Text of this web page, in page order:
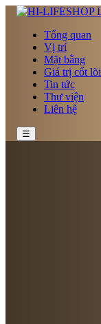
Tổng quan
Vị trí
Mặt bằng
Giá trị cốt lõi
Tin tức
Thư viện
Liên hệ
☰